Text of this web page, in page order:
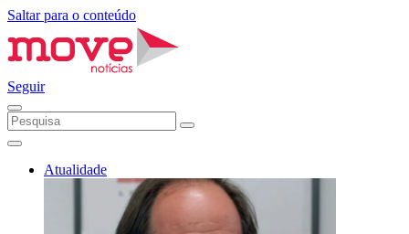
Saltar para o conteúdo
Seguir
Atualidade